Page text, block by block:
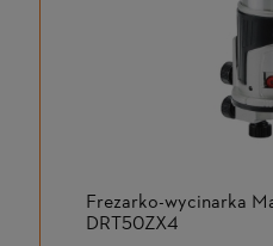
Frezarko-wycinarka
DRT50ZX4